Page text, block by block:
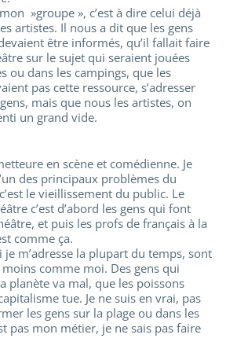
»groupe », c’est à dire celui déjà
artistes. Il nous a dit que les gens
être informés, qu’il fallait faire
sur le sujet qui seraient jouées
ou dans les campings, que les
pas cette ressource, s’adresser
mais que nous les artistes, on
un grand vide.
en scène et comédienne. Je
des principaux problèmes du
le vieillissement du public. Le
c’est d’abord les gens qui font
et puis les profs de français à la
comme ça.
je m’adresse la plupart du temps, sont
comme moi. Des gens qui
planète va mal, que les poissons
tue. Je ne suis en vrai, pas
les gens sur la plage ou dans les
pas mon métier, je ne sais pas faire